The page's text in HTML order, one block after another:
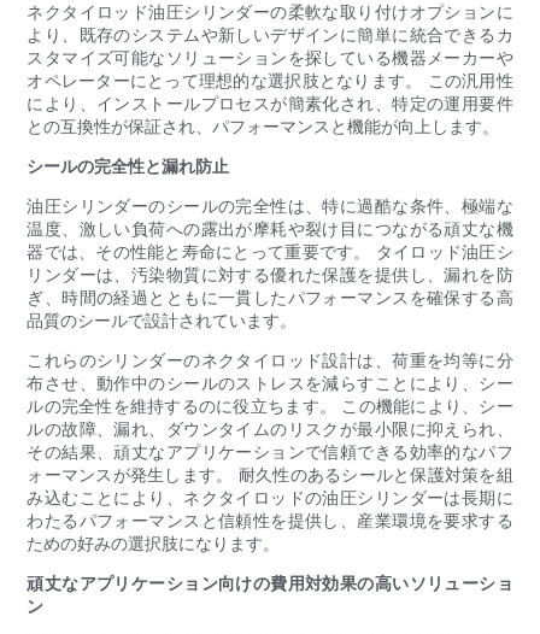
ネクタイロッド油圧シリンダーの柔軟な取り付けオプションに
より、既存のシステムや新しいデザインに簡単に統合できるカ
スタマイズ可能なソリューションを探している機器メーカーや
オペレーターにとって理想的な選択肢となります。 この汎用性
により、インストールプロセスが簡素化され、特定の運用要件
との互換性が保証され、パフォーマンスと機能が向上します。
シールの完全性と漏れ防止
油圧シリンダーのシールの完全性は、特に過酷な条件、極端な
温度、激しい負荷への露出が摩耗や裂け目につながる頑丈な機
器では、その性能と寿命にとって重要です。 タイロッド油圧シ
リンダーは、汚染物質に対する優れた保護を提供し、漏れを防
ぎ、時間の経過とともに一貫したパフォーマンスを確保する高
品質のシールで設計されています。
これらのシリンダーのネクタイロッド設計は、荷重を均等に分
布させ、動作中のシールのストレスを減らすことにより、シー
ルの完全性を維持するのに役立ちます。 この機能により、シー
ルの故障、漏れ、ダウンタイムのリスクが最小限に抑えられ、
その結果、頑丈なアプリケーションで信頼できる効率的なパフ
ォーマンスが発生します。 耐久性のあるシールと保護対策を組
み込むことにより、ネクタイロッドの油圧シリンダーは長期に
わたるパフォーマンスと信頼性を提供し、産業環境を要求する
ための好みの選択肢になります。
頑丈なアプリケーション向けの費用対効果の高いソリューショ
ン